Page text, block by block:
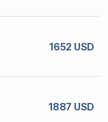
1652 USD
1887 USD